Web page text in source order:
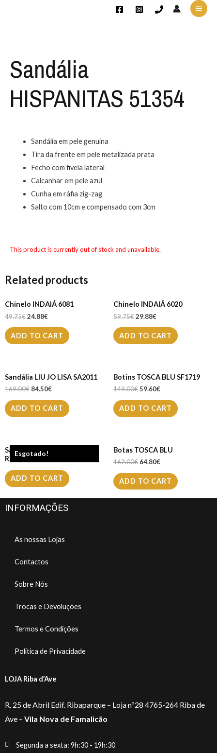
Sandália
HISPANITAS 51354
Sandália em pele genuína
Tira da frente em pele metalizada prata
Fecho com fivela lateral
Calcanhar em pele azul
Cunha em ráfia zig-zag
Salto com 10cm e compensado com 3cm
This product is currently out of stock and unavailable.
Related products
Chinelo INDAIÁ 6081
49.75€24.88€
ADD TO CART
Chinelo INDAIÁ 6020
59.75€29.88€
ADD TO CART
Sandália LIU JO LISA SA2011
169.00€ 84.50€
ADD TO CART
Botins TOSCA BLU SF1719
149.00€59.60€
ADD TO CART
Esgotado!
Sapatilha LIU JO KARLIE
REVOLUTION
ADD TO CART
Botas TOSCA BLU
162.00€ 64.80€
ADD TO CART
INFORMAÇÕES
As nossas Lojas
Contactos
Sobre Nós
Trocas e Devoluções
Termos e Condições
Política de Privacidade
LOJA Riba d’Ave
R. 25 de Abril Edif. Ribaparque – Loja nº28 4765-264 Riba de
Ave – Vila Nova de Famalicão
Segunda a sexta: 9h:30 - 19h:30